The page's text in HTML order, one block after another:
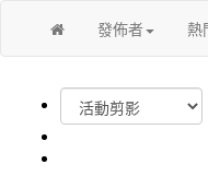
發佈者 熱